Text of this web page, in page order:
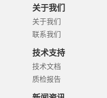
关于我们
关于我们
联系我们
技术支持
技术文档
质检报告